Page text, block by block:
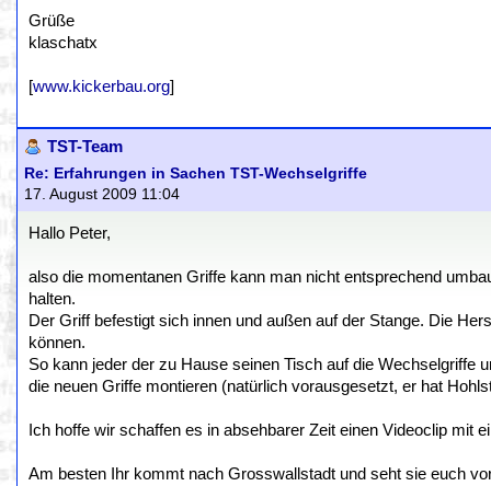
Grüße
klaschatx
[www.kickerbau.org]
TST-Team
Re: Erfahrungen in Sachen TST-Wechselgriffe
17. August 2009 11:04
Hallo Peter,
also die momentanen Griffe kann man nicht entsprechend
halten.
Der Griff befestigt sich innen und außen auf der Stange. Die
können.
So kann jeder der zu Hause seinen Tisch auf die Wechselgriffe
die neuen Griffe montieren (natürlich vorausgesetzt, er hat
Ich hoffe wir schaffen es in absehbarer Zeit einen Videoclip mit
Am besten Ihr kommt nach Grosswallstadt und seht sie euch